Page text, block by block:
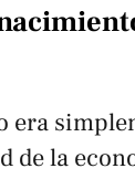
era
de la